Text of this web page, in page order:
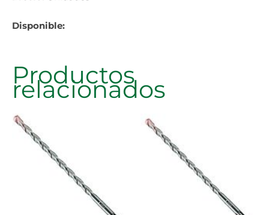
Disponible:
Productos
relacionados